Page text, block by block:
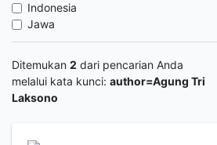
Indonesia
Jawa
Ditemukan 2 dari pencarian Anda
melalui kata kunci: author=Agung Tri
Laksono